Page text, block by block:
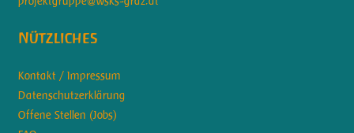
Nützliches
Kontakt / Impressum
Datenschutzerklärung
Offene Stellen (Jobs)